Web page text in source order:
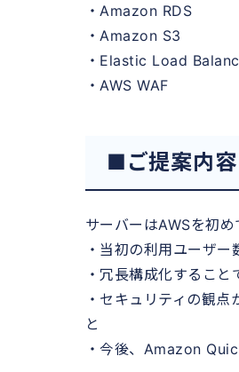
・Amazon RDS
・Amazon S3
・Elastic Load
・AWS WAF
■ご提案内容
サーバーはAWSを初
・当初の利用ユーザ
・冗長構成化するこ
・セキュリティの観
と
・今後、Amazon